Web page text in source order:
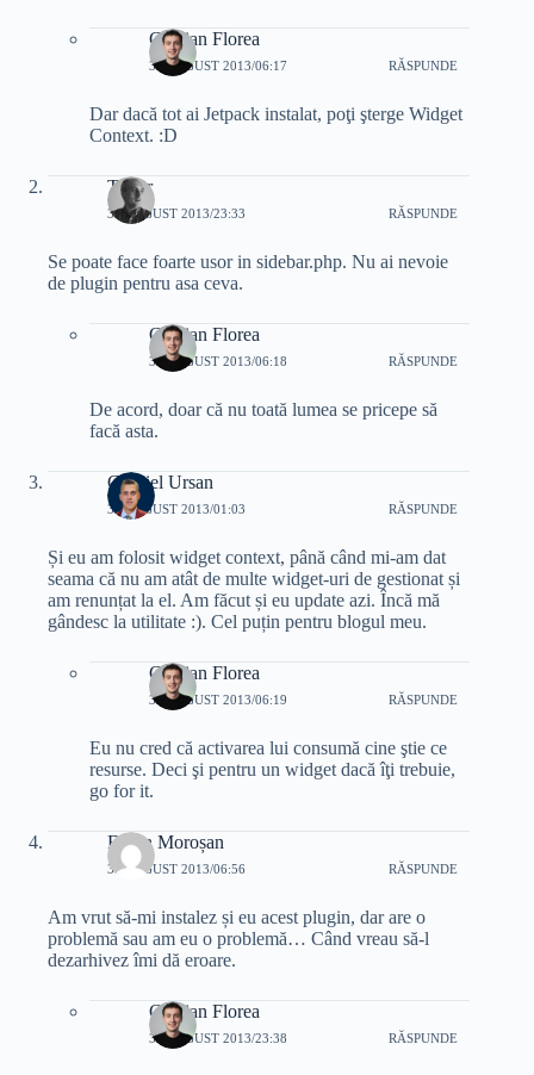
Cristian Florea
31 AUGUST 2013/06:17 RĂSPUNDE
Dar dacă tot ai Jetpack instalat, poţi şterge Widget
Context. :D
Tudor
30 AUGUST 2013/23:33 RĂSPUNDE
Se poate face foarte usor in sidebar.php. Nu ai nevoie
de plugin pentru asa ceva.
Cristian Florea
31 AUGUST 2013/06:18 RĂSPUNDE
De acord, doar că nu toată lumea se pricepe să
facă asta.
Gabriel Ursan
31 AUGUST 2013/01:03 RĂSPUNDE
Și eu am folosit widget context, până când mi-am dat
seama că nu am atât de multe widget-uri de gestionat și
am renunțat la el. Am făcut și eu update azi. Încă mă
gândesc la utilitate :). Cel puțin pentru blogul meu.
Cristian Florea
31 AUGUST 2013/06:19 RĂSPUNDE
Eu nu cred că activarea lui consumă cine ştie ce
resurse. Deci şi pentru un widget dacă îţi trebuie,
go for it.
Florin Moroșan
31 AUGUST 2013/06:56 RĂSPUNDE
Am vrut să-mi instalez și eu acest plugin, dar are o
problemă sau am eu o problemă… Când vreau să-l
dezarhivez îmi dă eroare.
Cristian Florea
31 AUGUST 2013/23:38 RĂSPUNDE